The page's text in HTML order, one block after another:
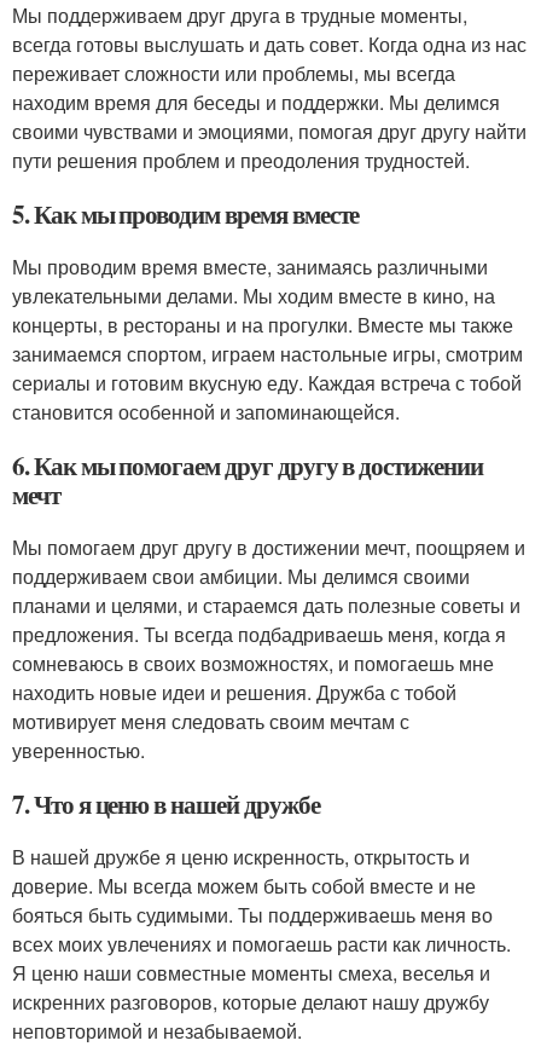
Мы поддерживаем друг друга в трудные моменты,
всегда готовы выслушать и дать совет. Когда одна из нас
переживает сложности или проблемы, мы всегда
находим время для беседы и поддержки. Мы делимся
своими чувствами и эмоциями, помогая друг другу найти
пути решения проблем и преодоления трудностей.
5. Как мы проводим время вместе
Мы проводим время вместе, занимаясь различными
увлекательными делами. Мы ходим вместе в кино, на
концерты, в рестораны и на прогулки. Вместе мы также
занимаемся спортом, играем настольные игры, смотрим
сериалы и готовим вкусную еду. Каждая встреча с тобой
становится особенной и запоминающейся.
6. Как мы помогаем друг другу в достижении
мечт
Мы помогаем друг другу в достижении мечт, поощряем и
поддерживаем свои амбиции. Мы делимся своими
планами и целями, и стараемся дать полезные советы и
предложения. Ты всегда подбадриваешь меня, когда я
сомневаюсь в своих возможностях, и помогаешь мне
находить новые идеи и решения. Дружба с тобой
мотивирует меня следовать своим мечтам с
уверенностью.
7. Что я ценю в нашей дружбе
В нашей дружбе я ценю искренность, открытость и
доверие. Мы всегда можем быть собой вместе и не
бояться быть судимыми. Ты поддерживаешь меня во
всех моих увлечениях и помогаешь расти как личность.
Я ценю наши совместные моменты смеха, веселья и
искренних разговоров, которые делают нашу дружбу
неповторимой и незабываемой.